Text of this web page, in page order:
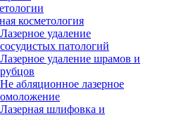
косметология
Лазерное удаление
сосудистых патологий
Лазерное удаление шрамов и
рубцов
Не абляционное лазерное
омоложение
Лазерная шлифовка и